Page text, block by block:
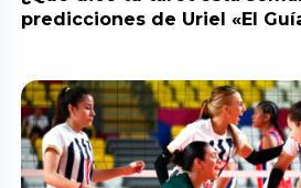
predicciones de Uriel «El